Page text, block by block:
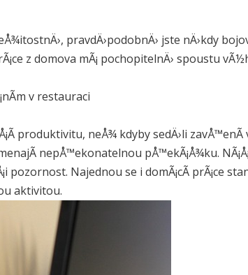
pravdÄ›podobnÄ› jste nÄ›kdy
z domova mÃ¡ pochopitelnÄ› spoustu
v restauraci
produktivitu, neÅ¾ kdyby sedÄ›li zavÅ™enÃ­
nepÅ™ekonatelnou pÅ™ekÃ¡Å¾ku.
Najednou se i domÃ¡cÃ­ prÃ¡ce
aktivitou.